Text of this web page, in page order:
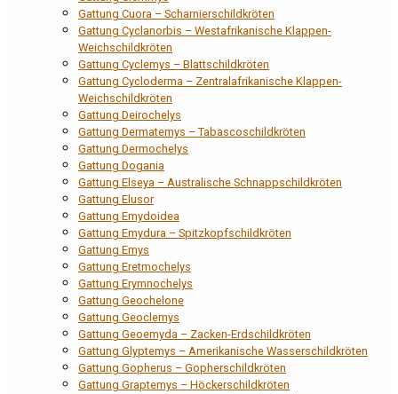
Gattung Cuora – Scharnierschildkröten
Gattung Cyclanorbis – Westafrikanische Klappen-
Weichschildkröten
Gattung Cyclemys – Blattschildkröten
Gattung Cycloderma – Zentralafrikanische Klappen-
Weichschildkröten
Gattung Deirochelys
Gattung Dermatemys – Tabascoschildkröten
Gattung Dermochelys
Gattung Dogania
Gattung Elseya – Australische Schnappschildkröten
Gattung Elusor
Gattung Emydoidea
Gattung Emydura – Spitzkopfschildkröten
Gattung Emys
Gattung Eretmochelys
Gattung Erymnochelys
Gattung Geochelone
Gattung Geoclemys
Gattung Geoemyda – Zacken-Erdschildkröten
Gattung Glyptemys – Amerikanische Wasserschildkröten
Gattung Gopherus – Gopherschildkröten
Gattung Graptemys – Höckerschildkröten